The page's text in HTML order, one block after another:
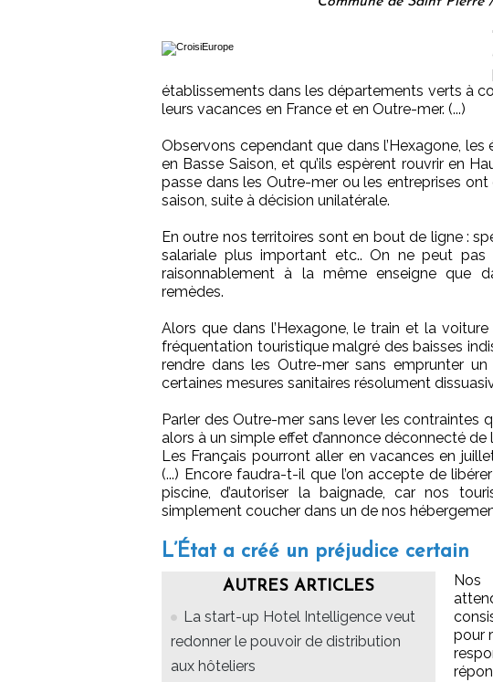
établissements dans les départements verts à
leurs vacances en France et en Outre-mer. (...)
Observons cependant que dans l’Hexagone,
en Basse Saison, et qu’ils espèrent rouvrir en
passe dans les Outre-mer ou les entreprises
saison, suite à décision unilatérale.
En outre nos territoires sont en bout de ligne :
salariale plus important etc.. On ne peut
raisonnablement à la même enseigne que
remèdes.
Alors que dans l’Hexagone, le train et la
fréquentation touristique malgré des baisses
rendre dans les Outre-mer sans emprunter
certaines mesures sanitaires résolument
Parler des Outre-mer sans lever les contraintes
alors à un simple effet d’annonce déconnecté de
Les Français pourront aller en vacances en
(...) Encore faudra-t-il que l’on accepte de
piscine, d’autoriser la baignade, car nos
simplement coucher dans un de nos
L’État a créé un préjudice certain
AUTRES ARTICLES
La start-up Hotel Intelligence veut
redonner le pouvoir de distribution
aux hôteliers
Nos
pour